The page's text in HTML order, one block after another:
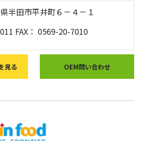
半田市平井町６－４－１
FAX： 0569-20-7010
見る OEM問い合わせ